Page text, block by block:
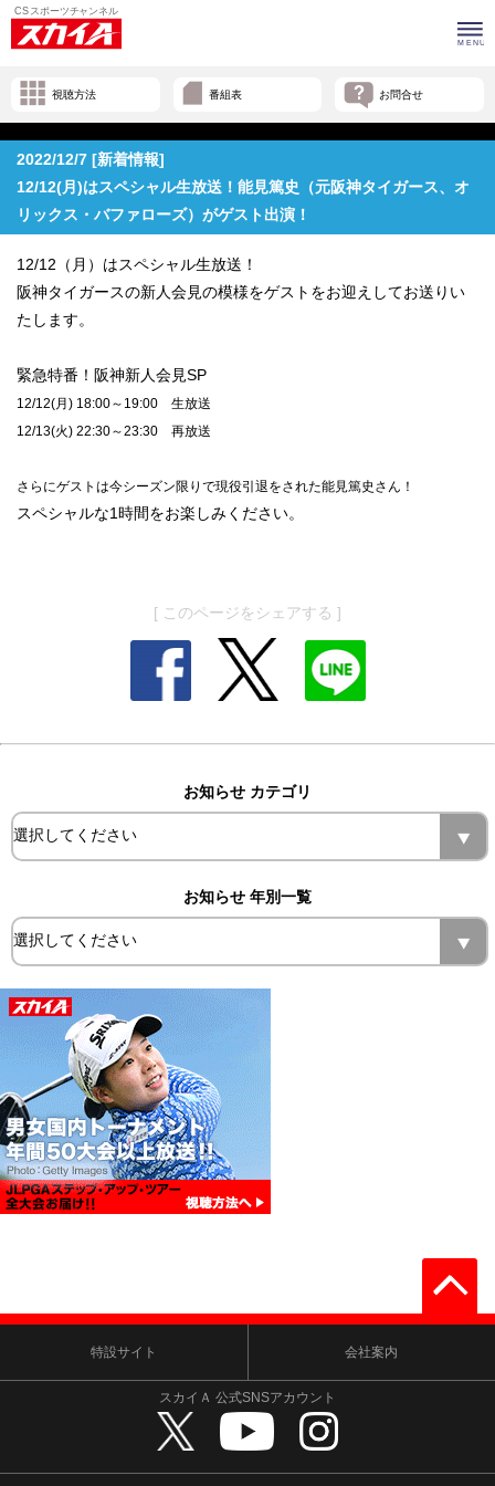
視聴方法 番組表 お問合せ
2022/12/7 [新着情報]
12/12(月)はスペシャル生放送！能見篤史（元阪神タイガース、オ
リックス・バファローズ）がゲスト出演！
12/12（月）はスペシャル生放送！
阪神タイガースの新人会見の模様をゲストをお迎えしてお送りい
たします。
緊急特番！阪神新人会見SP
12/12(月) 18:00～19:00 生放送
12/13(火) 22:30～23:30 再放送
さらにゲストは今シーズン限りで現役引退をされた能見篤史さん！
スペシャルな1時間をお楽しみください。
[ このページをシェアする ]
お知らせ カテゴリ
お知らせ 年別一覧
特設サイト 会社案内
スカイＡ 公式SNSアカウント